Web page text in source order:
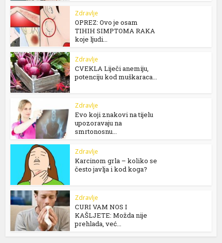
Zdravlje
OPREZ: Ovo je osam
TIHIH SIMPTOMA RAKA
koje ljudi...
Zdravlje
CVEKLA Liječi anemiju,
potenciju kod muškaraca...
Zdravlje
Evo koji znakovi na tijelu
upozoravaju na
smrtonosnu...
Zdravlje
Karcinom grla – koliko se
često javlja i kod koga?
Zdravlje
CURI VAM NOS I
KAŠLJETE: Možda nije
prehlada, već...